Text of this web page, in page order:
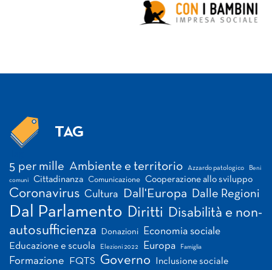
TAG
5 per mille Ambiente e territorio Azzardo patologico Beni
comuni Cittadinanza Comunicazione Cooperazione allo sviluppo
Coronavirus Cultura Dall'Europa Dalle Regioni
Dal Parlamento Diritti Disabilità e non-
autosufficienza
Donazioni Economia sociale
Educazione e scuola Elezioni 2022 Europa Famiglia
Formazione FQTS Governo Inclusione sociale